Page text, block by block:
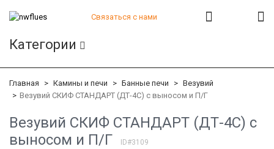
Связаться с нами
+7 (812) 542-07-85
+7 (812) 380-41-39
Категории
Главная Камины и печи Банные печи
Везувий
Везувий СКИФ СТАНДАРТ (ДТ-4С) с выносом и П/Г
Везувий СКИФ СТАНДАРТ (ДТ-4С) с
выносом и П/Г
ID#3109